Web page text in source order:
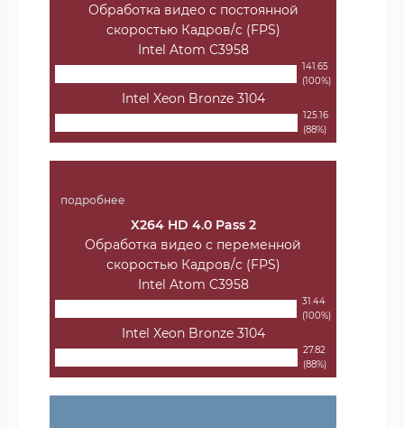
Обработка видео с постоянной
скоростью Кадров/с (FPS)
Intel Atom C3958
141.65
(100%)
Intel Xeon Bronze 3104
125.16
(88%)
подробнее
X264 HD 4.0 Pass 2
Обработка видео с переменной
скоростью Кадров/с (FPS)
Intel Atom C3958
31.44
(100%)
Intel Xeon Bronze 3104
27.82
(88%)